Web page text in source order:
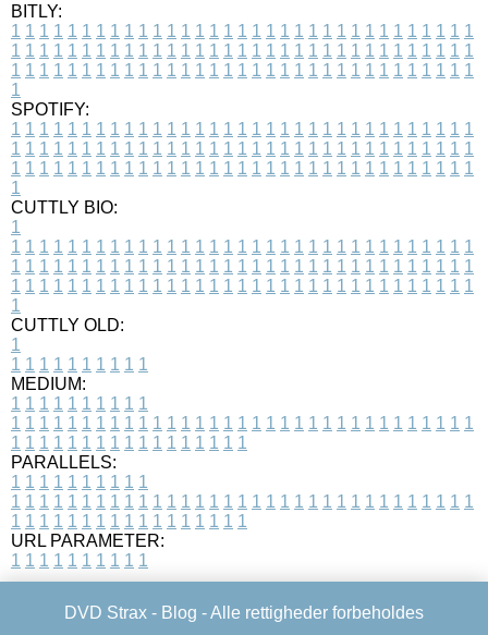
BITLY:
1 1 1 1 1 1 1 1 1 1 1 1 1 1 1 1 1 1 1 1 1 1 1 1 1 1 1 1 1 1 1 1 1
1 1 1 1 1 1 1 1 1 1 1 1 1 1 1 1 1 1 1 1 1 1 1 1 1 1 1 1 1 1 1 1 1
1 1 1 1 1 1 1 1 1 1 1 1 1 1 1 1 1 1 1 1 1 1 1 1 1 1 1 1 1 1 1 1 1
1
SPOTIFY:
1 1 1 1 1 1 1 1 1 1 1 1 1 1 1 1 1 1 1 1 1 1 1 1 1 1 1 1 1 1 1 1 1
1 1 1 1 1 1 1 1 1 1 1 1 1 1 1 1 1 1 1 1 1 1 1 1 1 1 1 1 1 1 1 1 1
1 1 1 1 1 1 1 1 1 1 1 1 1 1 1 1 1 1 1 1 1 1 1 1 1 1 1 1 1 1 1 1 1
1
CUTTLY BIO:
1
1 1 1 1 1 1 1 1 1 1 1 1 1 1 1 1 1 1 1 1 1 1 1 1 1 1 1 1 1 1 1 1 1
1 1 1 1 1 1 1 1 1 1 1 1 1 1 1 1 1 1 1 1 1 1 1 1 1 1 1 1 1 1 1 1 1
1 1 1 1 1 1 1 1 1 1 1 1 1 1 1 1 1 1 1 1 1 1 1 1 1 1 1 1 1 1 1 1 1
1
CUTTLY OLD:
1
1 1 1 1 1 1 1 1 1 1
MEDIUM:
1 1 1 1 1 1 1 1 1 1
1 1 1 1 1 1 1 1 1 1 1 1 1 1 1 1 1 1 1 1 1 1 1 1 1 1 1 1 1 1 1 1 1
1 1 1 1 1 1 1 1 1 1 1 1 1 1 1 1 1
PARALLELS:
1 1 1 1 1 1 1 1 1 1
1 1 1 1 1 1 1 1 1 1 1 1 1 1 1 1 1 1 1 1 1 1 1 1 1 1 1 1 1 1 1 1 1
1 1 1 1 1 1 1 1 1 1 1 1 1 1 1 1 1
URL PARAMETER:
1 1 1 1 1 1 1 1 1 1
DVD Strax - Blog - Alle rettigheder forbeholdes